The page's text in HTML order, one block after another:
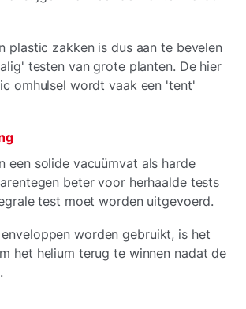
plastic zakken is dus aan te bevelen
testen van grote planten. De hier
omhulsel wordt vaak een 'tent'
een solide vacuümvat als harde
beter voor herhaalde tests
test moet worden uitgevoerd.
worden gebruikt, is het
het helium terug te winnen nadat de